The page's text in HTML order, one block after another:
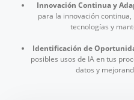
Innovación Continua y
para la innovación
tecnologías y
Identificación de
posibles usos de IA en tus
datos y